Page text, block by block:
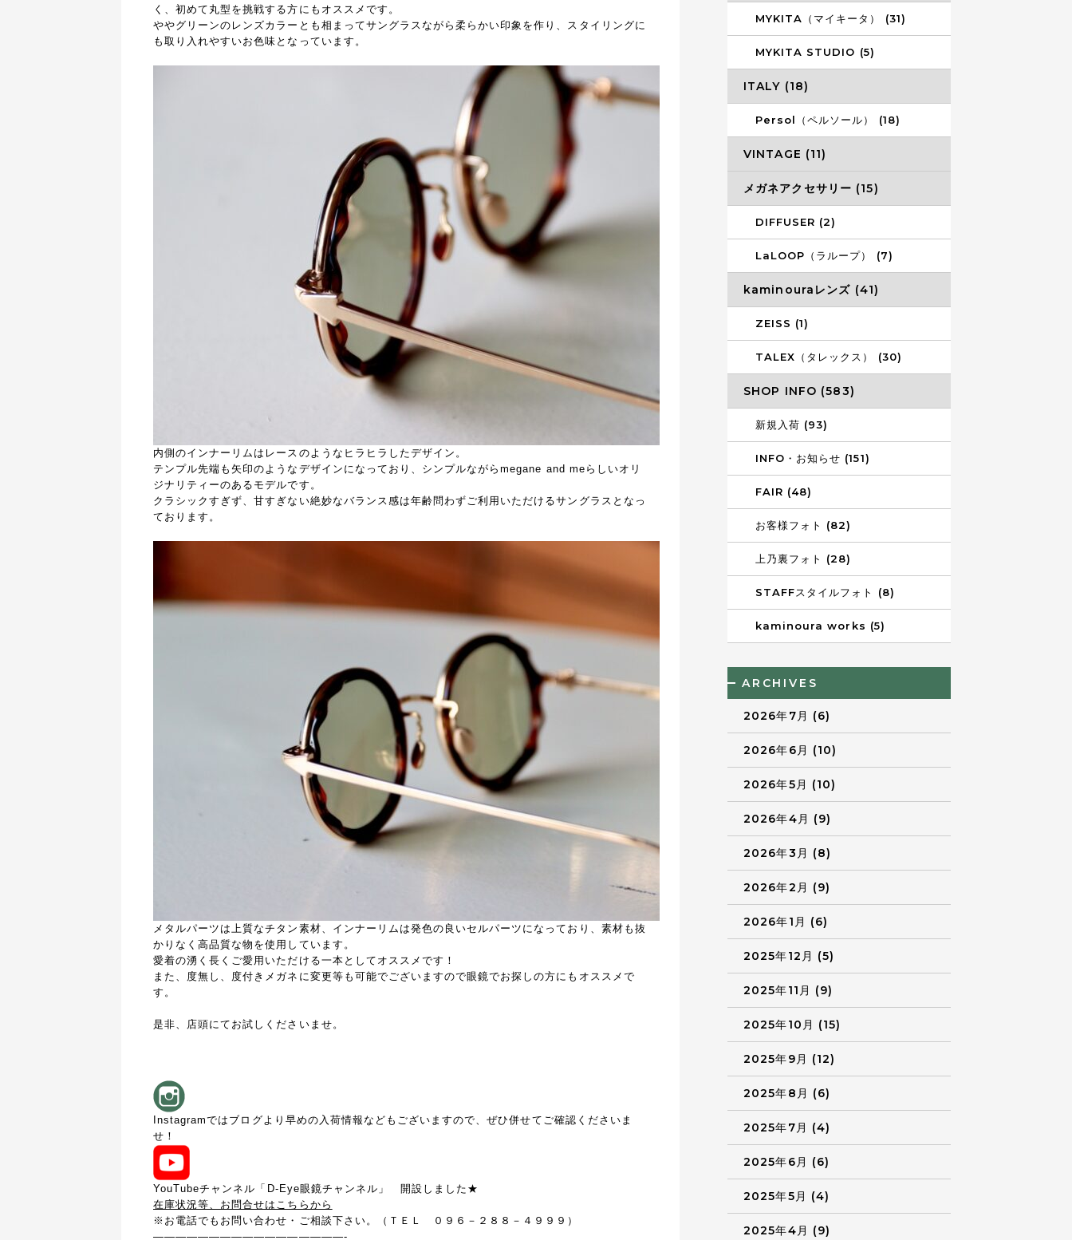
く、初めて丸型を挑戦する方にもオススメです。
ややグリーンのレンズカラーとも相まってサングラスながら柔らかい印象を作り、スタイリングに
も取り入れやすいお色味となっています。
内側のインナーリムはレースのようなヒラヒラしたデザイン。
テンプル先端も矢印のようなデザインになっており、シンプルながらmegane and meらしいオリ
ジナリティーのあるモデルです。
クラシックすぎず、甘すぎない絶妙なバランス感は年齢問わずご利用いただけるサングラスとなっ
ております。
メタルパーツは上質なチタン素材、インナーリムは発色の良いセルパーツになっており、素材も抜
かりなく高品質な物を使用しています。
愛着の湧く長くご愛用いただける一本としてオススメです！
また、度無し、度付きメガネに変更等も可能でございますので眼鏡でお探しの方にもオススメで
す。
是非、店頭にてお試しくださいませ。
Instagramではブログより早めの入荷情報などもございますので、ぜひ併せてご確認くださいま
せ！
YouTubeチャンネル「D-Eye眼鏡チャンネル」 開設しました★
在庫状況等、お問合せはこちらから
※お電話でもお問い合わせ・ご相談下さい。（ＴＥＬ ０９６－２８８－４９９９）
—————————————————-
MYKITA（マイキータ） (31)
MYKITA STUDIO (5)
ITALY (18)
Persol（ペルソール） (18)
VINTAGE (11)
メガネアクセサリー (15)
DIFFUSER (2)
LaLOOP（ラループ） (7)
kaminouraレンズ (41)
ZEISS (1)
TALEX（タレックス） (30)
SHOP INFO (583)
新規入荷 (93)
INFO・お知らせ (151)
FAIR (48)
お客様フォト (82)
上乃裏フォト (28)
STAFFスタイルフォト (8)
kaminoura works (5)
ARCHIVES
2026年7月 (6)
2026年6月 (10)
2026年5月 (10)
2026年4月 (9)
2026年3月 (8)
2026年2月 (9)
2026年1月 (6)
2025年12月 (5)
2025年11月 (9)
2025年10月 (15)
2025年9月 (12)
2025年8月 (6)
2025年7月 (4)
2025年6月 (6)
2025年5月 (4)
2025年4月 (9)